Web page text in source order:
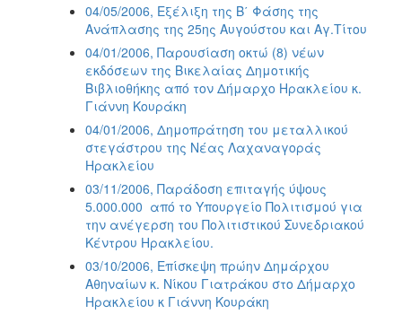
04/05/2006, Εξέλιξη της Β΄ Φάσης της
Ανάπλασης της 25ης Αυγούστου και Αγ.Τίτου
04/01/2006, Παρουσίαση οκτώ (8) νέων
εκδόσεων της Βικελαίας Δημοτικής
Βιβλιοθήκης από τον Δήμαρχο Ηρακλείου κ.
Γιάννη Κουράκη
04/01/2006, Δημοπράτηση του μεταλλικού
στεγάστρου της Νέας Λαχαναγοράς
Ηρακλείου
03/11/2006, Παράδοση επιταγής ύψους
5.000.000  από το Υπουργείο Πολιτισμού για
την ανέγερση του Πολιτιστικού Συνεδριακού
Κέντρου Ηρακλείου.
03/10/2006, Επίσκεψη πρώην Δημάρχου
Αθηναίων κ. Νίκου Γιατράκου στο Δήμαρχο
Ηρακλείου κ Γιάννη Κουράκη